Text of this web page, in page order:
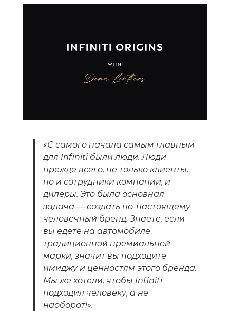
«С самого начала самым главным
для Infiniti были люди. Люди
прежде всего, не только клиенты,
но и сотрудники компании, и
дилеры. Это была основная
задача — создать по-настоящему
человечный бренд. Знаете, если
вы едете на автомобиле
традиционной премиальной
марки, значит вы подходите
имиджу и ценностям этого бренда.
Мы же хотели, чтобы Infiniti
подходил человеку, а не
наоборот!».